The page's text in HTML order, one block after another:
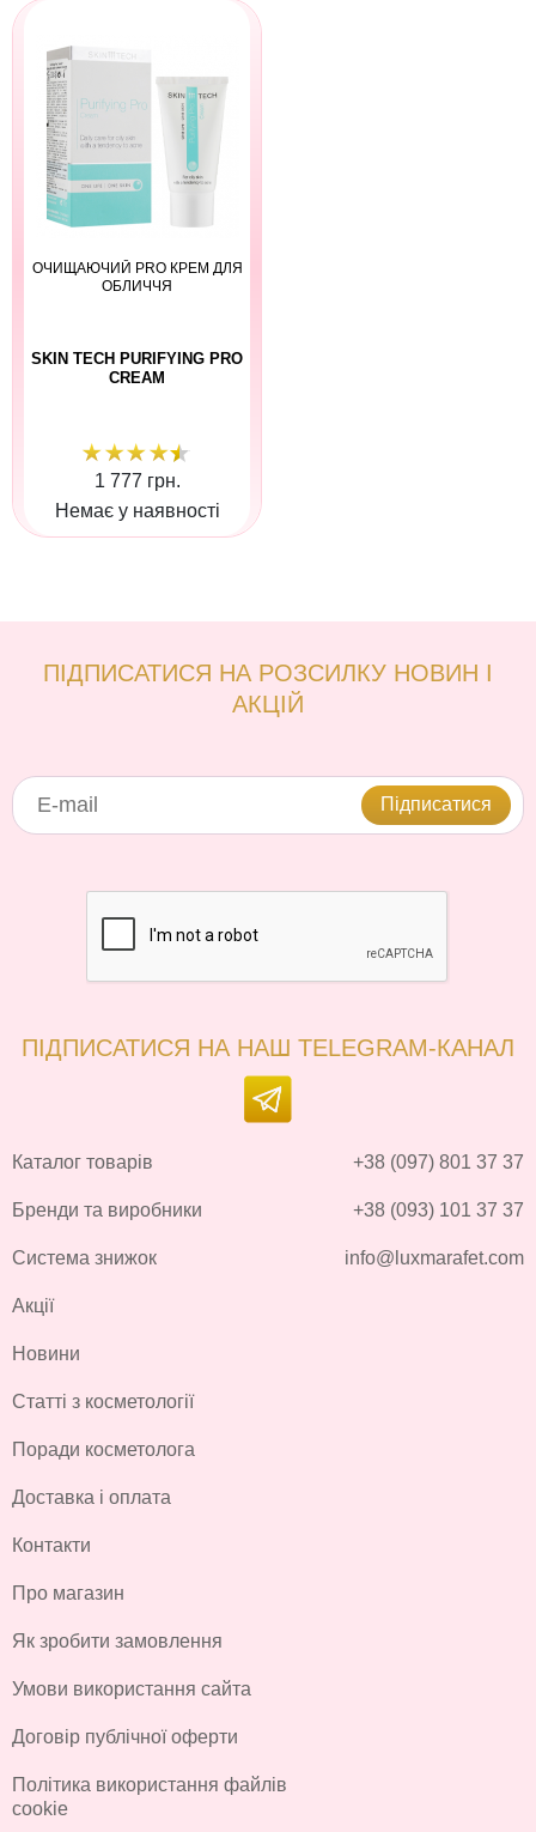
ОЧИЩАЮЧИЙ PRO КРЕМ ДЛЯ
ОБЛИЧЧЯ
SKIN TECH PURIFYING PRO
CREAM
1 777 грн.
Немає у наявності
ПІДПИСАТИСЯ НА РОЗСИЛКУ НОВИН І
АКЦІЙ
Підписатися
ПІДПИСАТИСЯ НА НАШ TELEGRAM-КАНАЛ
Каталог товарів
Бренди та виробники
Система знижок
Акції
Новини
Статті з косметології
Поради косметолога
Доставка і оплата
Контакти
Про магазин
Як зробити замовлення
Умови використання сайта
Договір публічної оферти
Політика використання файлів
cookie
+38 (097) 801 37 37
+38 (093) 101 37 37
info@luxmarafet.com